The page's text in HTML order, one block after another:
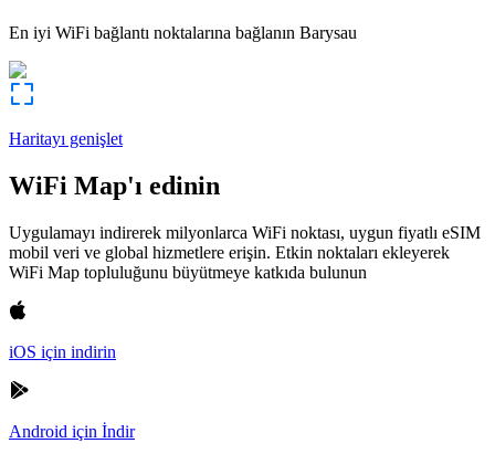
En iyi WiFi bağlantı noktalarına bağlanın Barysau
Haritayı genişlet
WiFi Map'ı edinin
Uygulamayı indirerek milyonlarca WiFi noktası, uygun fiyatlı eSIM
mobil veri ve global hizmetlere erişin. Etkin noktaları ekleyerek
WiFi Map topluluğunu büyütmeye katkıda bulunun
iOS için indirin
Android için İndir